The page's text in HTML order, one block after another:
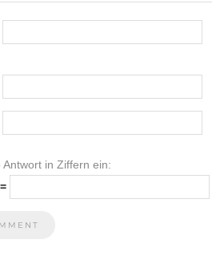
Antwort in Ziffern ein: